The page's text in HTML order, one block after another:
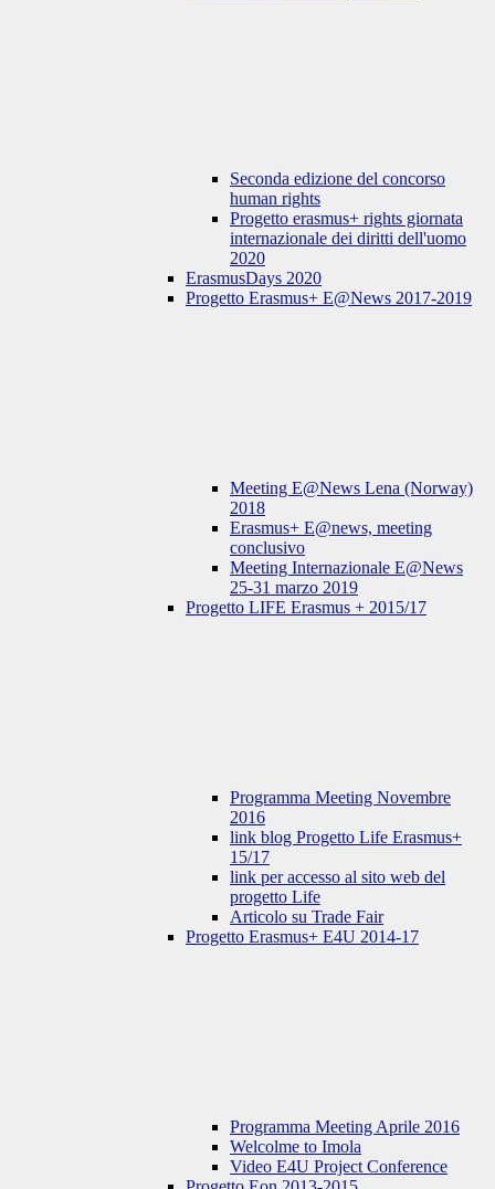
Seconda edizione del concorso
human rights
Progetto erasmus+ rights giornata
internazionale dei diritti dell'uomo
2020
ErasmusDays 2020
Progetto Erasmus+ E@News 2017-2019
Meeting E@News Lena (Norway)
2018
Erasmus+ E@news, meeting
conclusivo
Meeting Internazionale E@News
25-31 marzo 2019
Progetto LIFE Erasmus + 2015/17
Programma Meeting Novembre
2016
link blog Progetto Life Erasmus+
15/17
link per accesso al sito web del
progetto Life
Articolo su Trade Fair
Progetto Erasmus+ E4U 2014-17
Programma Meeting Aprile 2016
Welcolme to Imola
Video E4U Project Conference